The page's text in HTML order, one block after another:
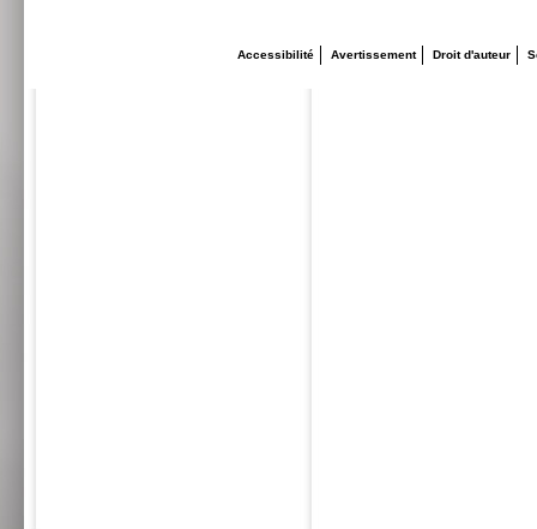
Accessibilité Avertissement Droit d'auteur